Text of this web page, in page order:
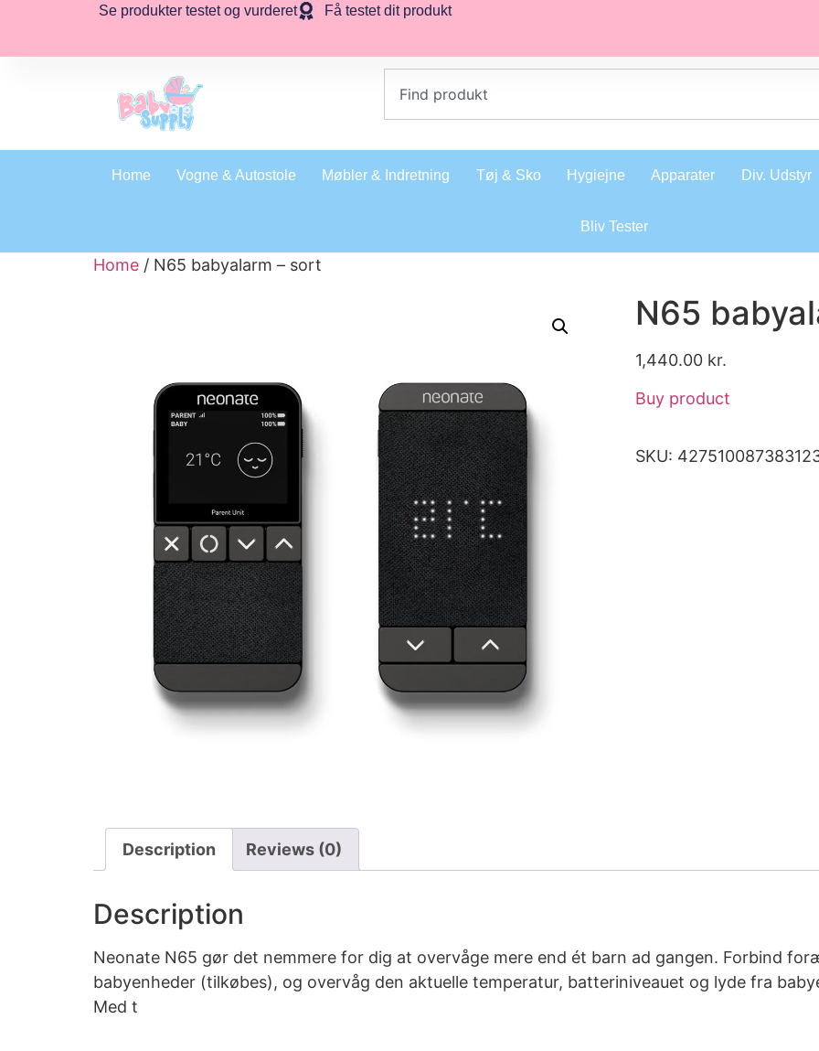
Se produkter testet og vurderet Få testet dit produkt
Home Vogne & Autostole Møbler & Indretning Tøj & Sko Hygiejne Apparater Div. Udstyr
Bliv Tester
Home / N65 babyalarm – sort
N65
1,440.00 kr.
Buy product
SKU:
Description Reviews (0)
Description
Neonate N65 gør det nemmere for dig at overvåge mere end ét barn ad gangen. Forbind
babyenheder (tilkøbes), og overvåg den aktuelle temperatur, batteriniveauet og lyde fra
Med t